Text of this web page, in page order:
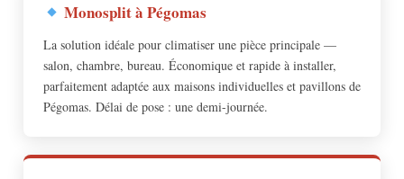
Monosplit à Pégomas
La solution idéale pour climatiser une pièce principale —
salon, chambre, bureau. Économique et rapide à installer,
parfaitement adaptée aux maisons individuelles et pavillons de
Pégomas. Délai de pose : une demi-journée.